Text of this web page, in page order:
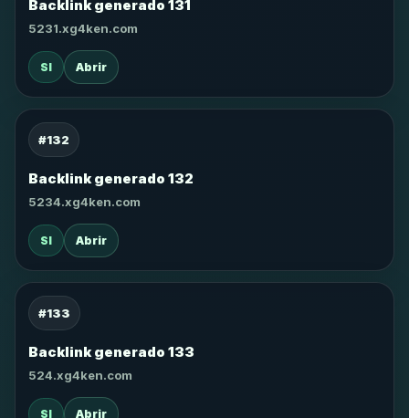
Backlink generado 131
5231.xg4ken.com
SI Abrir
#132
Backlink generado 132
5234.xg4ken.com
SI Abrir
#133
Backlink generado 133
524.xg4ken.com
SI Abrir